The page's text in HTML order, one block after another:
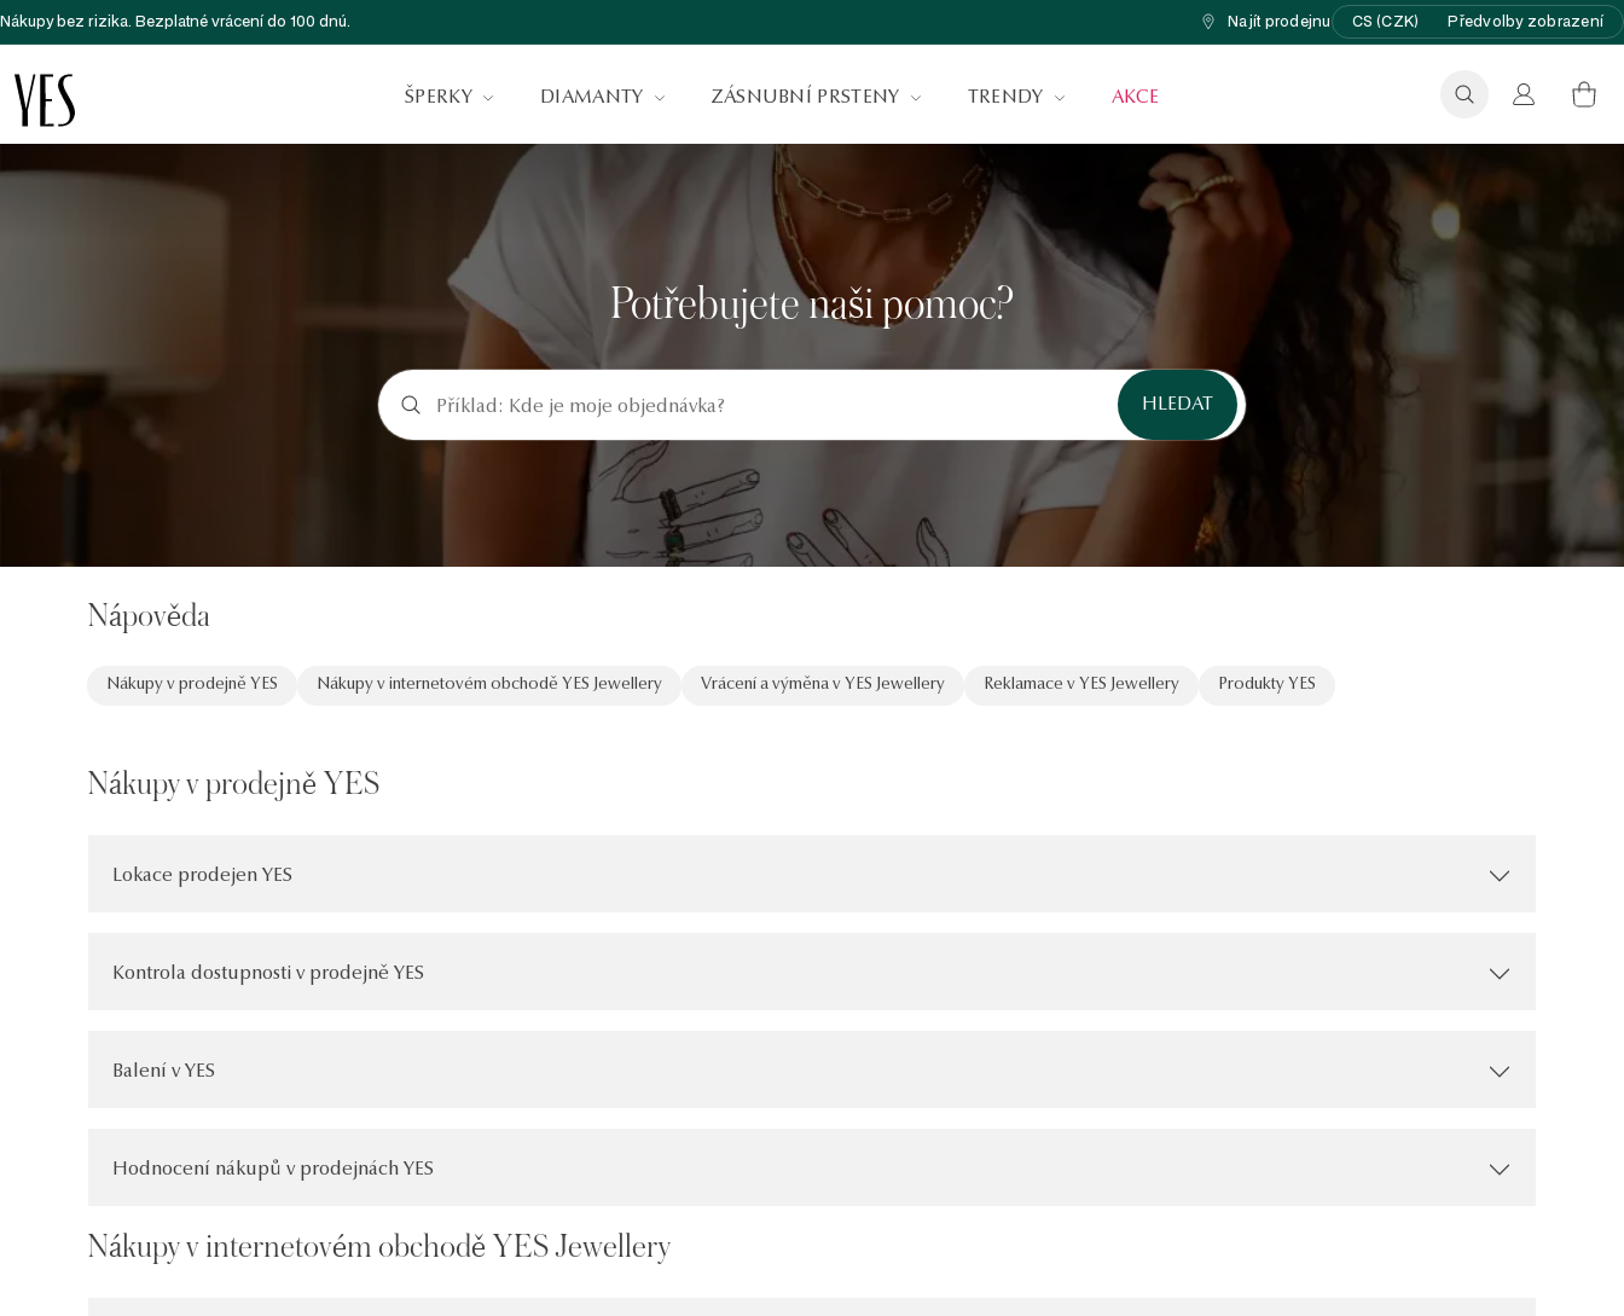
Nákupy bez rizika. Bezplatné vrácení do 100 dnú. Najít prodejnu CS (CZK) Předvolby zobrazení
ŠPERKY DIAMANTY ZÁSNUBNÍ PRSTENY TRENDY AKCE
Potřebujete naši pomoc?
HLEDAT
Nápověda
Nákupy v prodejně YES Nákupy v internetovém obchodě YES Jewellery Vrácení a výměna v YES Jewellery Reklamace v YES Jewellery Produkty YES
Nákupy v prodejně YES
Lokace prodejen YES
Kontrola dostupnosti v prodejně YES
Balení v YES
Hodnocení nákupů v prodejnách YES
Nákupy v internetovém obchodě YES Jewellery